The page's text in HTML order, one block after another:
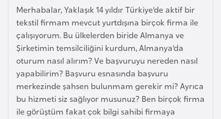
Merhabalar, Yaklaşık 14 yıldır Türkiye’de aktif bir
tekstil firmam mevcut yurtdışına birçok firma ile
çalışıyorum. Bu ülkelerden biride Almanya ve
Şirketimin temsilciliğini kurdum, Almanya’da
oturum nasıl alırım? Ve başvuruyu nereden nasıl
yapabilirim? Başvuru esnasında başvuru
merkezinde şahsen bulunmam gerekir mi? Ayrıca
bu hizmeti siz sağlıyor musunuz? Ben birçok firma
ile görüştüm fakat çok bilgi sahibi firmaya
E
r
m
e
n
i
s
t
a